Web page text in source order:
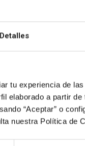
Detalles
tu experiencia de
elaborado a partir
“Aceptar” o
nuestra Política de
cierre del
la
integrando